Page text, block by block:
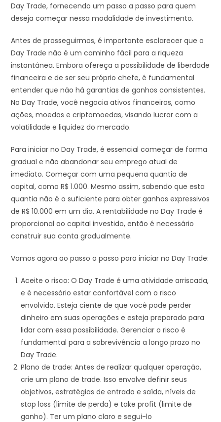
Day Trade, fornecendo um passo a passo para quem
deseja começar nessa modalidade de investimento.
Antes de prosseguirmos, é importante esclarecer que o
Day Trade não é um caminho fácil para a riqueza
instantânea. Embora ofereça a possibilidade de liberdade
financeira e de ser seu próprio chefe, é fundamental
entender que não há garantias de ganhos consistentes.
No Day Trade, você negocia ativos financeiros, como
ações, moedas e criptomoedas, visando lucrar com a
volatilidade e liquidez do mercado.
Para iniciar no Day Trade, é essencial começar de forma
gradual e não abandonar seu emprego atual de
imediato. Começar com uma pequena quantia de
capital, como R$ 1.000. Mesmo assim, sabendo que esta
quantia não é o suficiente para obter ganhos expressivos
de R$ 10.000 em um dia. A rentabilidade no Day Trade é
proporcional ao capital investido, então é necessário
construir sua conta gradualmente.
Vamos agora ao passo a passo para iniciar no Day Trade:
Aceite o risco: O Day Trade é uma atividade arriscada,
e é necessário estar confortável com o risco
envolvido. Esteja ciente de que você pode perder
dinheiro em suas operações e esteja preparado para
lidar com essa possibilidade. Gerenciar o risco é
fundamental para a sobrevivência a longo prazo no
Day Trade.
Plano de trade: Antes de realizar qualquer operação,
crie um plano de trade. Isso envolve definir seus
objetivos, estratégias de entrada e saída, níveis de
stop loss (limite de perda) e take profit (limite de
ganho). Ter um plano claro e segui-lo